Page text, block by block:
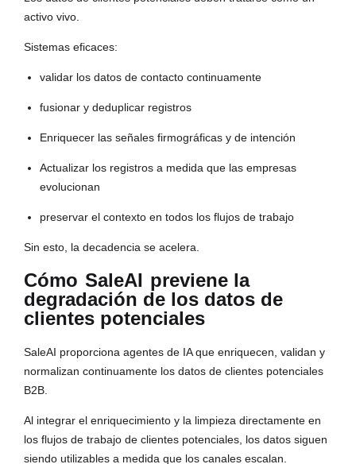
activo vivo.
Sistemas eficaces:
validar los datos de contacto continuamente
fusionar y deduplicar registros
Enriquecer las señales firmográficas y de intención
Actualizar los registros a medida que las empresas
evolucionan
preservar el contexto en todos los flujos de trabajo
Sin esto, la decadencia se acelera.
Cómo SaleAI previene la
degradación de los datos de
clientes potenciales
SaleAI proporciona agentes de IA que enriquecen, validan y
normalizan continuamente los datos de clientes potenciales
B2B.
Al integrar el enriquecimiento y la limpieza directamente en
los flujos de trabajo de clientes potenciales, los datos siguen
siendo utilizables a medida que los canales escalan.